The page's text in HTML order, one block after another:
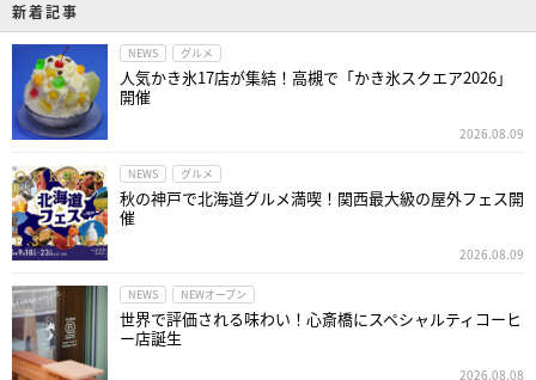
新着記事
NEWS グルメ
人気かき氷17店が集結！高槻で「かき氷スクエア2026」
開催
2026.08.09
NEWS グルメ
秋の神戸で北海道グルメ満喫！関西最大級の屋外フェス開
催
2026.08.09
NEWS NEWオープン
世界で評価される味わい！心斎橋にスペシャルティコーヒ
ー店誕生
2026.08.08